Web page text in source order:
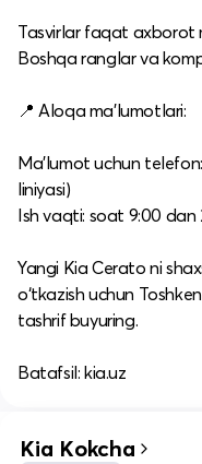
Tasvirlar faqat axborot
Boshqa ranglar va
📍 Aloqa ma’lumotlari:
Ma’lumot uchun
liniyasi)
Ish vaqti: soat 9:00
Yangi Kia Cerato ni
o‘tkazish uchun
tashrif buyuring.​
Batafsil: kia.uz
Kia Kokcha